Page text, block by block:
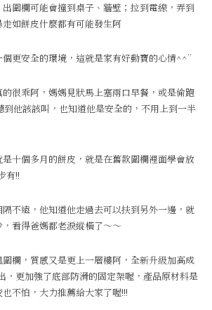
圍欄可能會撞到桌子、牆壁；拉到電線，弄到
如餅皮什麼都有可能發生阿
更安全的環境，這就是家有好動寶的心情^^”
很乖阿，媽媽見狀馬上塞兩口早餐，或是偷跑
到他該該叫，也知道他是安全的，不用上到一半
十個多月的餅皮，就是在舊款圍欄裡面學會放
有!!
不遠，他知道他走過去可以扶到另外一邊，就
看得爸媽都老淚縱橫了～～
欄，質感又是更上一層樓阿，全新升級加高成
，更加強了底部防滑的固定架喔，產品原材料是
不怕，大力推薦給大家了喔!!!